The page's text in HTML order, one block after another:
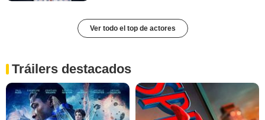
Ver todo el top de actores
Tráilers destacados